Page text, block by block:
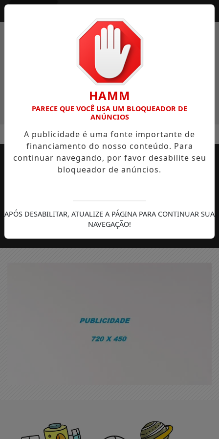
IDEAL SEM CAIR EM GOLPES POLÍCIA CIVIL DE
EM ALTA
MENU
AUTOMOBILISMO
TEMPORADA DE
VERÃO
DIREITOS
HAMM
PARECE QUE VOCÊ USA UM BLOQUEADOR DE
ANÚNCIOS
A publicidade é uma fonte importante de
financiamento do nosso conteúdo. Para
continuar navegando, por favor desabilite seu
bloqueador de anúncios.
APÓS DESABILITAR, ATUALIZE A PÁGINA PARA CONTINUAR SUA
NAVEGAÇÃO!